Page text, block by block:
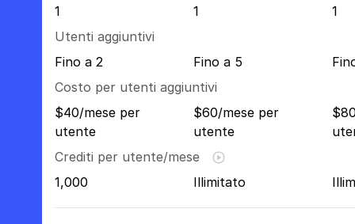
1
1
1
Utenti aggiuntivi
Fino a 2
Fino a 5
Costo per utenti aggiuntivi
$40/mese per
utente
$60/mese per
utente
Crediti per utente/mese
1,000
Illimitato